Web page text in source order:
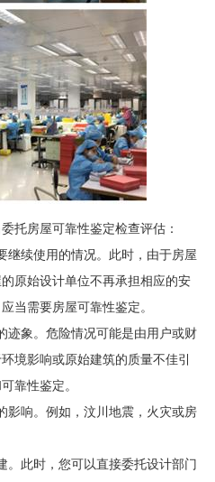
托房屋可靠性鉴定检查评估：
继续使用的情况。此时，由于房屋
原始设计单位不再承担相应的安
当需要房屋可靠性鉴定。
迹象。危险情况可能是由用户或财
境影响或原始建筑的质量不佳引
靠性鉴定。
影响。例如，汶川地震，火灾或房
。此时，您可以直接委托设计部门